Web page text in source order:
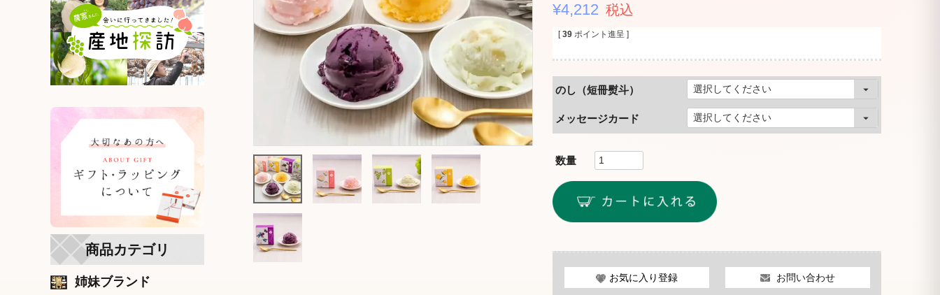
商品カテゴリ
姉妹ブランド
¥4,212 税込
[ 39 ポイント進呈 ]
のし（短冊熨斗）
メッセージカード
お気に入り登録 お問い合わせ